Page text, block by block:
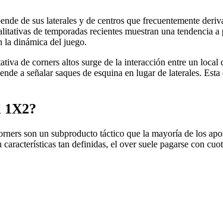
de sus laterales y de centros que frecuentemente
de temporadas recientes muestran una tendencia
la dinámica del juego.
de corners altos surge de la interacción entre un
a señalar saques de esquina en lugar de laterales.
1X2?
son un subproducto táctico que la mayoría de los
tan definidas, el over suele pagarse con